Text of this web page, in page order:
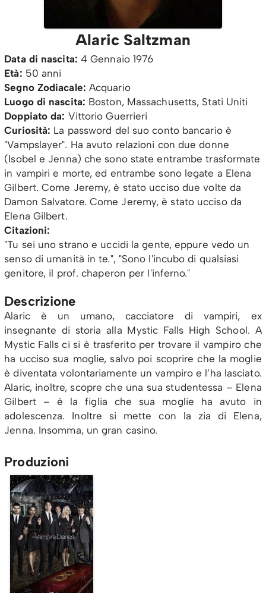
Alaric Saltzman
Data di nascita: 4 Gennaio 1976
Età: 50 anni
Segno Zodiacale: Acquario
Luogo di nascita: Boston, Massachusetts, Stati Uniti
Doppiato da: Vittorio Guerrieri
Curiosità: La password del suo conto bancario è
"Vampslayer". Ha avuto relazioni con due donne
(Isobel e Jenna) che sono state entrambe trasformate
in vampiri e morte, ed entrambe sono legate a Elena
Gilbert. Come Jeremy, è stato ucciso due volte da
Damon Salvatore. Come Jeremy, è stato ucciso da
Elena Gilbert.
Citazioni:
"Tu sei uno strano e uccidi la gente, eppure vedo un
senso di umanità in te.", "Sono l'incubo di qualsiasi
genitore, il prof. chaperon per l'inferno."
Descrizione
Alaric è un umano, cacciatore di vampiri, ex
insegnante di storia alla Mystic Falls High School. A
Mystic Falls ci si è trasferito per trovare il vampiro che
ha ucciso sua moglie, salvo poi scoprire che la moglie
è diventata volontariamente un vampiro e l’ha lasciato.
Alaric, inoltre, scopre che una sua studentessa – Elena
Gilbert – è la figlia che sua moglie ha avuto in
adolescenza. Inoltre si mette con la zia di Elena,
Jenna. Insomma, un gran casino.
Produzioni